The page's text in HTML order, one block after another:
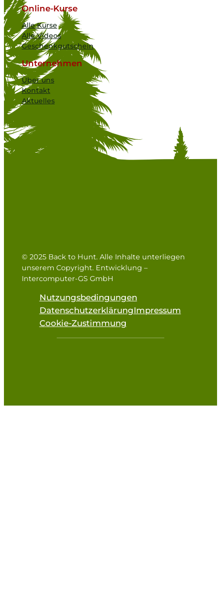
Online-Kurse
Alle Kurse
Alle Videos
Geschenkgutschein
Unternehmen
Über uns
Kontakt
Aktuelles
© 2025 Back to Hunt. Alle Inhalte unterliegen
unserem Copyright. Entwicklung –
Intercomputer-GS GmbH
Nutzungsbedingungen
DatenschutzerklärungImpressum
Cookie-Zustimmung